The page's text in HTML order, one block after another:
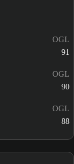
OGL
91
OGL
90
OGL
88